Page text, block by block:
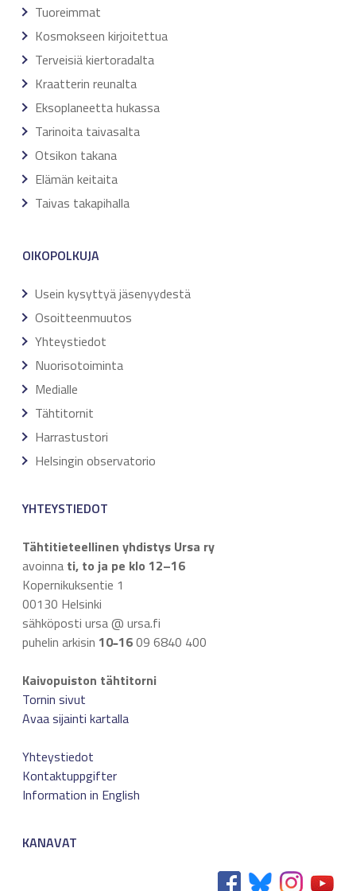
Tuoreimmat
Kosmokseen kirjoitettua
Terveisiä kiertoradalta
Kraatterin reunalta
Eksoplaneetta hukassa
Tarinoita taivasalta
Otsikon takana
Elämän keitaita
Taivas takapihalla
OIKOPOLKUJA
Usein kysyttyä jäsenyydestä
Osoitteenmuutos
Yhteystiedot
Nuorisotoiminta
Medialle
Tähtitornit
Harrastustori
Helsingin observatorio
YHTEYSTIEDOT
Tähtitieteellinen yhdistys Ursa ry
avoinna ti, to ja pe klo 12–16
Kopernikuksentie 1
00130 Helsinki
sähköposti ursa @ ursa.fi
puhelin arkisin 10–1609 6840 400
Kaivopuiston tähtitorni
Tornin sivut
Avaa sijainti kartalla
Yhteystiedot
Kontaktuppgifter
Information in English
KANAVAT